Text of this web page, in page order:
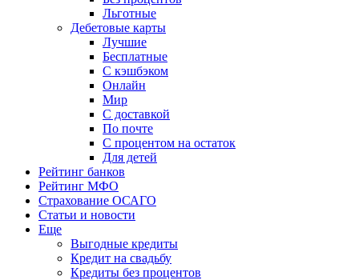
Льготные
Дебетовые карты
Лучшие
Бесплатные
С кэшбэком
Онлайн
Мир
С доставкой
По почте
С процентом на остаток
Для детей
Рейтинг банков
Рейтинг МФО
Страхование ОСАГО
Статьи и новости
Еще
Выгодные кредиты
Кредит на свадьбу
Кредиты без процентов